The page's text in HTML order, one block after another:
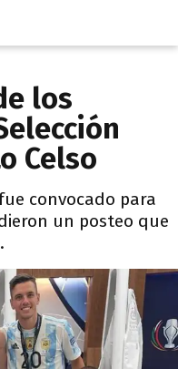
los
Celso
convocado para
un posteo que